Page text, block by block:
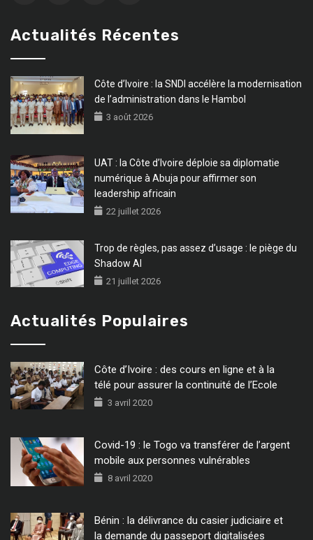
Actualités Récentes
Côte d’Ivoire : la SNDI accélère la modernisation
de l’administration dans le Hambol
3 août 2026
UAT : la Côte d’Ivoire déploie sa diplomatie
numérique à Abuja pour affirmer son
leadership africain
22 juillet 2026
Trop de règles, pas assez d’usage : le piège du
Shadow AI
21 juillet 2026
Actualités Populaires
Côte d’Ivoire : des cours en ligne et à la
télé pour assurer la continuité de l’Ecole
3 avril 2020
Covid-19 : le Togo va transférer de l’argent
mobile aux personnes vulnérables
8 avril 2020
Bénin : la délivrance du casier judiciaire et
la demande du passeport digitalisées